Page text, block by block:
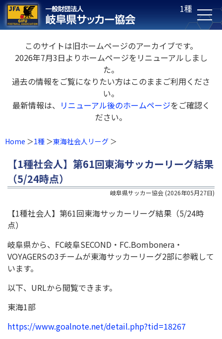
1種
このサイトは旧ホームページのアーカイブです。
2026年7月3日よりホームページをリニューアルしまし
た。
過去の情報をご覧になりたい方はこのままご利用くださ
い。
最新情報は、 リニューアル後のホームページをご確認く
ださい。
Home 1種 東海社会人リーグ
【1種社会人】第61回東海サッカーリーグ結果
（5/24時点）
岐阜県サッカー協会 (2026年05月27日)
【1種社会人】第61回東海サッカーリーグ結果（5/24時
点）
岐阜県から、FC岐阜SECOND・FC.Bombonera・
VOYAGERSの3チームが東海サッカーリーグ2部に参戦して
います。
以下、URLから閲覧できます。
東海1部
https://www.goalnote.net/detail.php?tid=18267